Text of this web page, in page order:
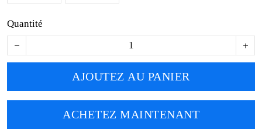
Quantité
AJOUTEZ AU PANIER
ACHETEZ MAINTENANT